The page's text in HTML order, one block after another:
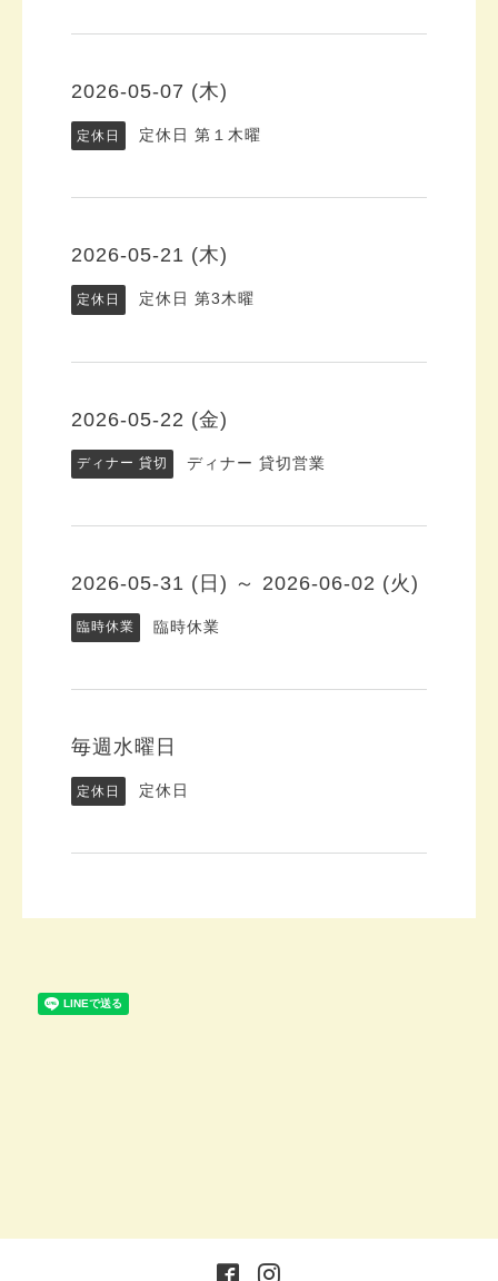
2026-05-07 (木)
定休日 定休日 第１木曜
2026-05-21 (木)
定休日 定休日 第3木曜
2026-05-22 (金)
ディナー 貸切 ディナー 貸切営業
2026-05-31 (日) ～ 2026-06-02 (火)
臨時休業 臨時休業
毎週水曜日
定休日 定休日